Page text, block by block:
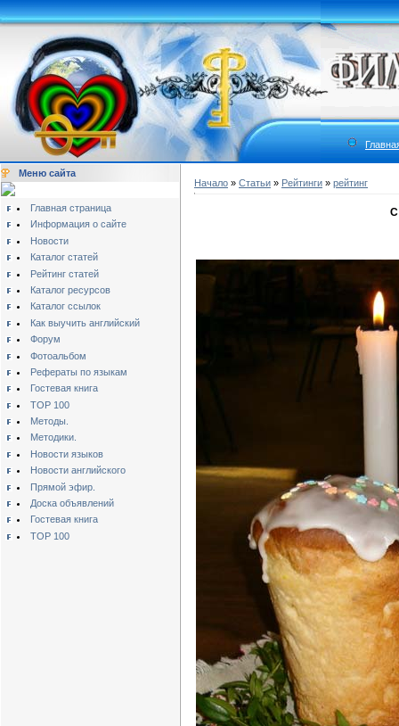
Меню сайта
Главная страница
Информация о сайте
Новости
Каталог статей
Рейтинг статей
Каталог ресурсов
Каталог ссылок
Как выучить английский
Форум
Фотоальбом
Рефераты по языкам
Гостевая книга
TOP 100
Методы.
Методики.
Новости языков
Новости английского
Прямой эфир.
Доска объявлений
Гостевая книга
TOP 100
Начало » Статьи » Рейтинги » рейтинг
С